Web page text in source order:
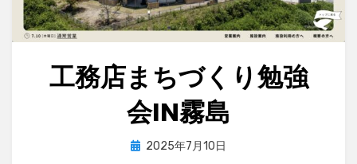
工務店まちづくり勉強
会IN霧島
byvillage
Posted
2025年7月10日